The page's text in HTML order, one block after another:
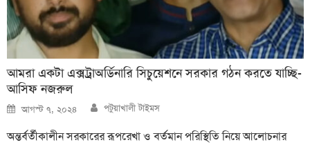
আমরা একটা এক্সট্রাঅর্ডিনারি সিচুয়েশনে সরকার গঠন করতে যাচ্ছি-
আসিফ নজরুল
Posted
on
আগস্ট ৭, ২০২৪ Author
পটুয়াখালী টাইমস
অন্তর্বর্তীকালীন সরকারের রূপরেখা ও বর্তমান পরিস্থিতি নিয়ে আলোচনার